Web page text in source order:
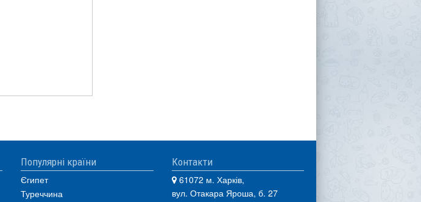
Популярні країни
Єгипет
Туреччина
Контакти
61072 м. Харків,
вул. Отакара Яроша, б. 27